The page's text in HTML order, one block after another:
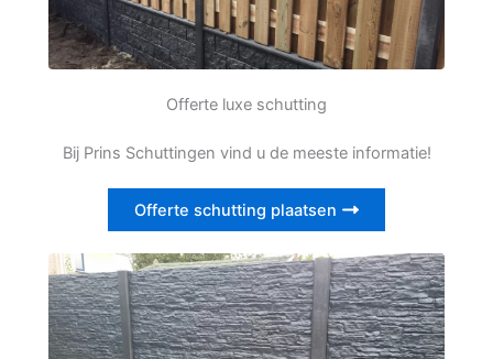
Offerte luxe schutting
Bij Prins Schuttingen vind u de meeste informatie!
Offerte schutting plaatsen